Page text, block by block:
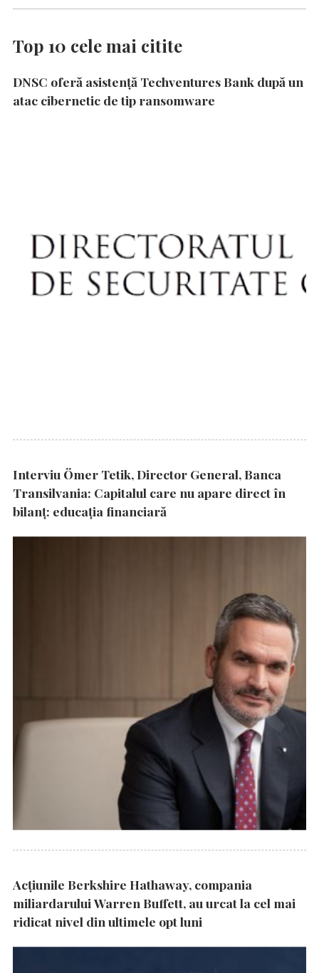
Top 10 cele mai citite
DNSC oferă asistență Techventures Bank după un
atac cibernetic de tip ransomware
Interviu Ömer Tetik, Director General, Banca
Transilvania: Capitalul care nu apare direct în
bilanț: educația financiară
Acțiunile Berkshire Hathaway, compania
miliardarului Warren Buffett, au urcat la cel mai
ridicat nivel din ultimele opt luni